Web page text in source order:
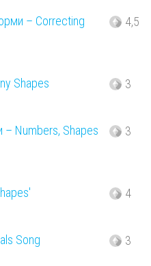
– Correcting
4,5
Shapes 3
– Numbers, Shapes
3
4
Song 3